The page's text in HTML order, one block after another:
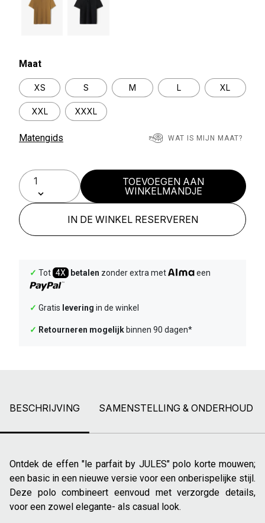
Maat
XS S M L XL
XXL XXXL
Matengids WAT IS MIJN MAAT?
TOEVOEGEN AAN
WINKELMANDJE
IN DE WINKEL RESERVEREN
✓ Tot 4X betalen zonder extra met een
✓ Gratis levering in de winkel
✓ Retourneren mogelijk binnen 90 dagen*
BESCHRIJVING SAMENSTELLING & ONDERHOUD
Ontdek de effen "le parfait by JULES" polo korte mouwen;
een basic in een nieuwe versie voor een onberispelijke stijl.
Deze polo combineert eenvoud met verzorgde details,
voor een zowel elegante- als casual look.